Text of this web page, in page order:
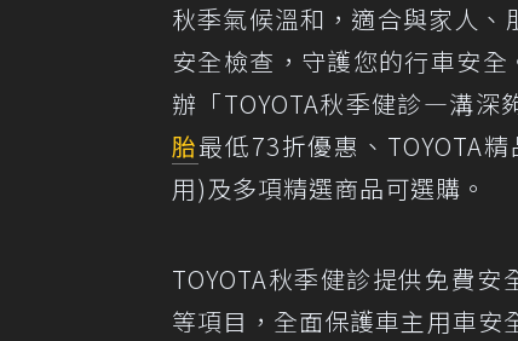
秋季氣候溫和，適合與家人、
安全檢查，守護您的行車安全
辦「TOYOTA秋季健診—溝深
胎最低73折優惠、TOYOTA
用)及多項精選商品可選購。
TOYOTA秋季健診提供免費
等項目，全面保護車主用車安